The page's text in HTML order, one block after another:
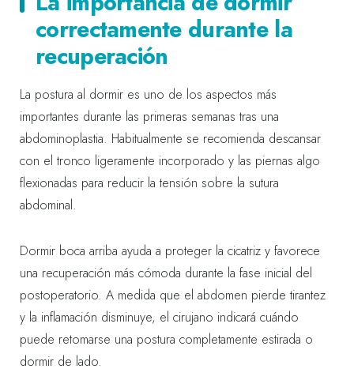
correctamente durante la
recuperación
La postura al dormir es uno de los aspectos más
importantes durante las primeras semanas tras una
abdominoplastia. Habitualmente se recomienda descansar
con el tronco ligeramente incorporado y las piernas algo
flexionadas para reducir la tensión sobre la sutura
abdominal.
Dormir boca arriba ayuda a proteger la cicatriz y favorece
una recuperación más cómoda durante la fase inicial del
postoperatorio. A medida que el abdomen pierde tirantez
y la inflamación disminuye, el cirujano indicará cuándo
puede retomarse una postura completamente estirada o
dormir de lado.